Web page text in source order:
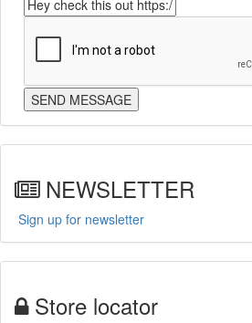
NEWSLETTER
Sign up for newsletter
Store locator